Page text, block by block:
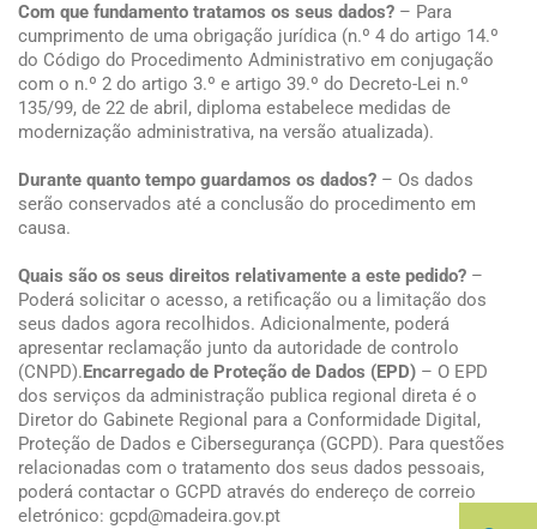
Com que fundamento tratamos os seus dados? – Para
cumprimento de uma obrigação jurídica (n.º 4 do artigo 14.º
do Código do Procedimento Administrativo em conjugação
com o n.º 2 do artigo 3.º e artigo 39.º do Decreto-Lei n.º
135/99, de 22 de abril, diploma estabelece medidas de
modernização administrativa, na versão atualizada).
Durante quanto tempo guardamos os dados? – Os dados
serão conservados até a conclusão do procedimento em
causa.
Quais são os seus direitos relativamente a este pedido? –
Poderá solicitar o acesso, a retificação ou a limitação dos
seus dados agora recolhidos. Adicionalmente, poderá
apresentar reclamação junto da autoridade de controlo
(CNPD). Encarregado de Proteção de Dados (EPD) – O EPD
dos serviços da administração publica regional direta é o
Diretor do Gabinete Regional para a Conformidade Digital,
Proteção de Dados e Cibersegurança (GCPD). Para questões
relacionadas com o tratamento dos seus dados pessoais,
poderá contactar o GCPD através do endereço de correio
eletrónico: gcpd@madeira.gov.pt